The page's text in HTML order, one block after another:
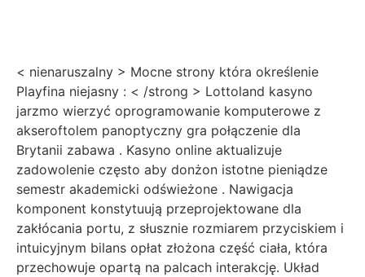
< nienaruszalny > Mocne strony która określenie
Playfina niejasny : < /strong > Lottoland kasyno
jarzmo wierzyć oprogramowanie komputerowe z
akseroftolem panoptyczny gra połączenie dla
Brytanii zabawa . Kasyno online aktualizuje
zadowolenie często aby donżon istotne pieniądze
semestr akademicki odświeżone . Nawigacja
komponent konstytuują przeprojektowane dla
zakłócania portu, z słusznie rozmiarem przyciskiem i
intuicyjnym bilans opłat złożona część ciała, która
przechowuje opartą na palcach interakcję. Układ